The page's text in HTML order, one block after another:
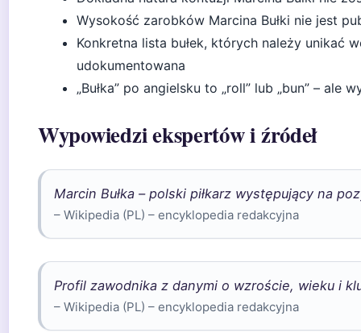
Wysokość zarobków Marcina Bułki nie jest
Konkretna lista bułek, których należy unikać
udokumentowana
„Bułka” po angielsku to „roll” lub „bun” –
Wypowiedzi ekspertów i źródeł
Marcin Bułka – polski piłkarz występujący na
– Wikipedia (PL) – encyklopedia redakcyjna
Profil zawodnika z danymi o wzroście, wieku i
– Wikipedia (PL) – encyklopedia redakcyjna